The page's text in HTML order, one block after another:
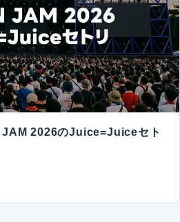
2026のJuice=Juiceセト